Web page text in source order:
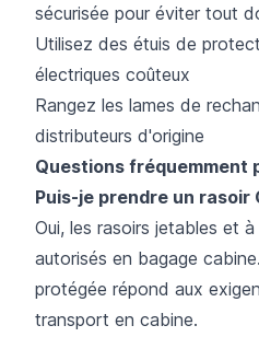
sécurisée pour éviter tout
Utilisez des étuis de
électriques coûteux
Rangez les lames de
distributeurs d'origine
Questions fréquemment
Puis-je prendre un rasoir
Oui, les rasoirs jetables et
autorisés en bagage
protégée répond aux
transport en cabine.